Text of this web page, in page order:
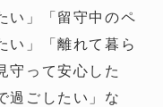
い」「留守中のペ
い」「離れて暮ら
守って安心した
過ごしたい」な